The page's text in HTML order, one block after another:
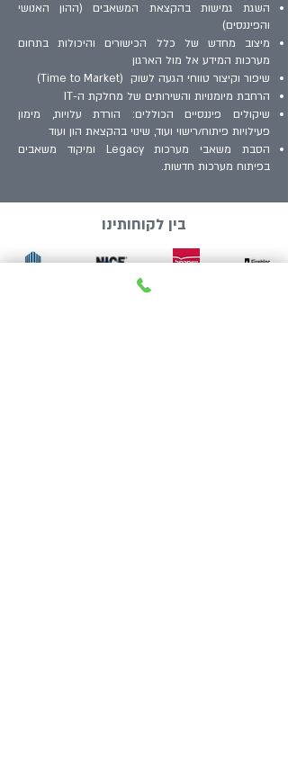
השגת גמישות בהקצאת המשאבים (ההון האנושי
והפיננסים)
מיצוב מחדש של כלל הכישורים והיכולות בתחום
מערכות המידע אל מול הארגון
שיפור וקיצור טווחי הגעה לשוק (Time to Market)
הרחבת מיומנויות והשירותים של מחלקת ה-IT
שיקולים פיננסיים הכוללים: הורדת עלויות, מימון
פעילויות פיתוח/רישוי ועוד, שינוי בהקצאת הון ועוד
הסבת משאבי מערכות Legacy ומיקוד משאבים
בפיתוח מערכות חדשות.
בין לקוחותינו